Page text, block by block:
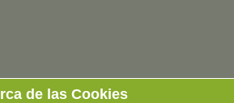
en Valladolid
de las Cookies